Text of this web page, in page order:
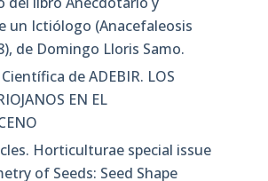
un Ictiólogo (Anacefaleosis
de Domingo Lloris Samo.
de ADEBIR. LOS
EN EL
Horticulturae special issue
of Seeds: Seed Shape